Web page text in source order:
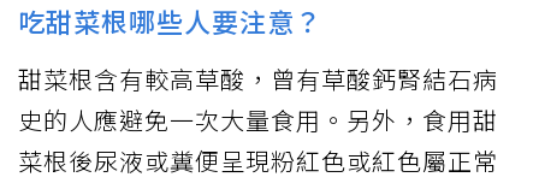
吃甜菜根哪些人要注意？
甜菜根含有較高草酸，曾有草酸鈣腎結石病
史的人應避免一次大量食用。另外，食用甜
菜根後尿液或糞便呈現粉紅色或紅色屬正常